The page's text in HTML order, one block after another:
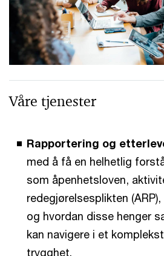
Våre tjenester
Rapportering og
med å få en helhetlig
som åpenhetsloven,
redegjørelsesplikten (ARP),
og hvordan disse henger
kan navigere i et
trygghet.